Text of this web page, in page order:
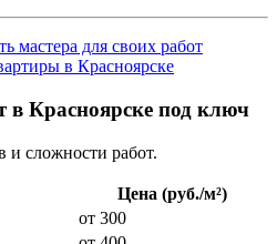
мастера для своих работ
в Красноярске
в Красноярске под ключ
и сложности работ.
Цена (руб./м²)
от 300